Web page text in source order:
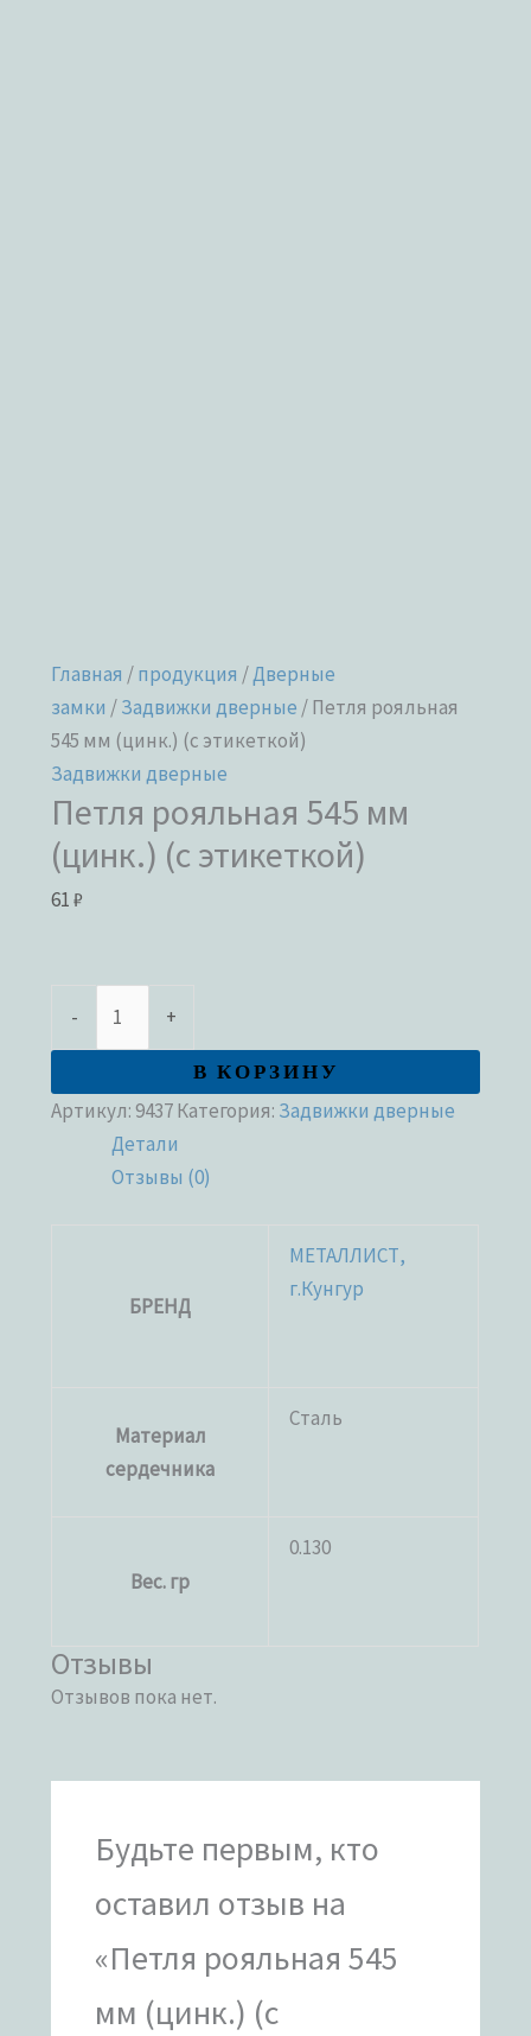
Главная /продукция /Дверные
замки /Задвижки дверные / Петля рояльная
545 мм (цинк.) (с этикеткой)
Задвижки дверные
Петля рояльная 545 мм
(цинк.) (с этикеткой)
61₽
- +
В КОРЗИНУ
Артикул:9437Категория: Задвижки дверные
Детали
Отзывы (0)
БРЕНД
МЕТАЛЛИСТ,
г.Кунгур
Материал
сердечника
Сталь
Вес. гр
0.130
Отзывы
Отзывов пока нет.
Будьте первым, кто
оставил отзыв на
«Петля рояльная 545
мм (цинк.) (с